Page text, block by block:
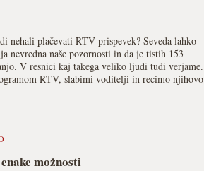
nehali plačevati RTV prispevek? Seveda lahko
nevredna naše pozornosti in da je tistih 153
V resnici kaj takega veliko ljudi tudi verjame.
RTV, slabimi voditelji in recimo njihovo
možnosti